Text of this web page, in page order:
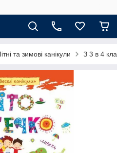
та зимові канікули З 3 в 4